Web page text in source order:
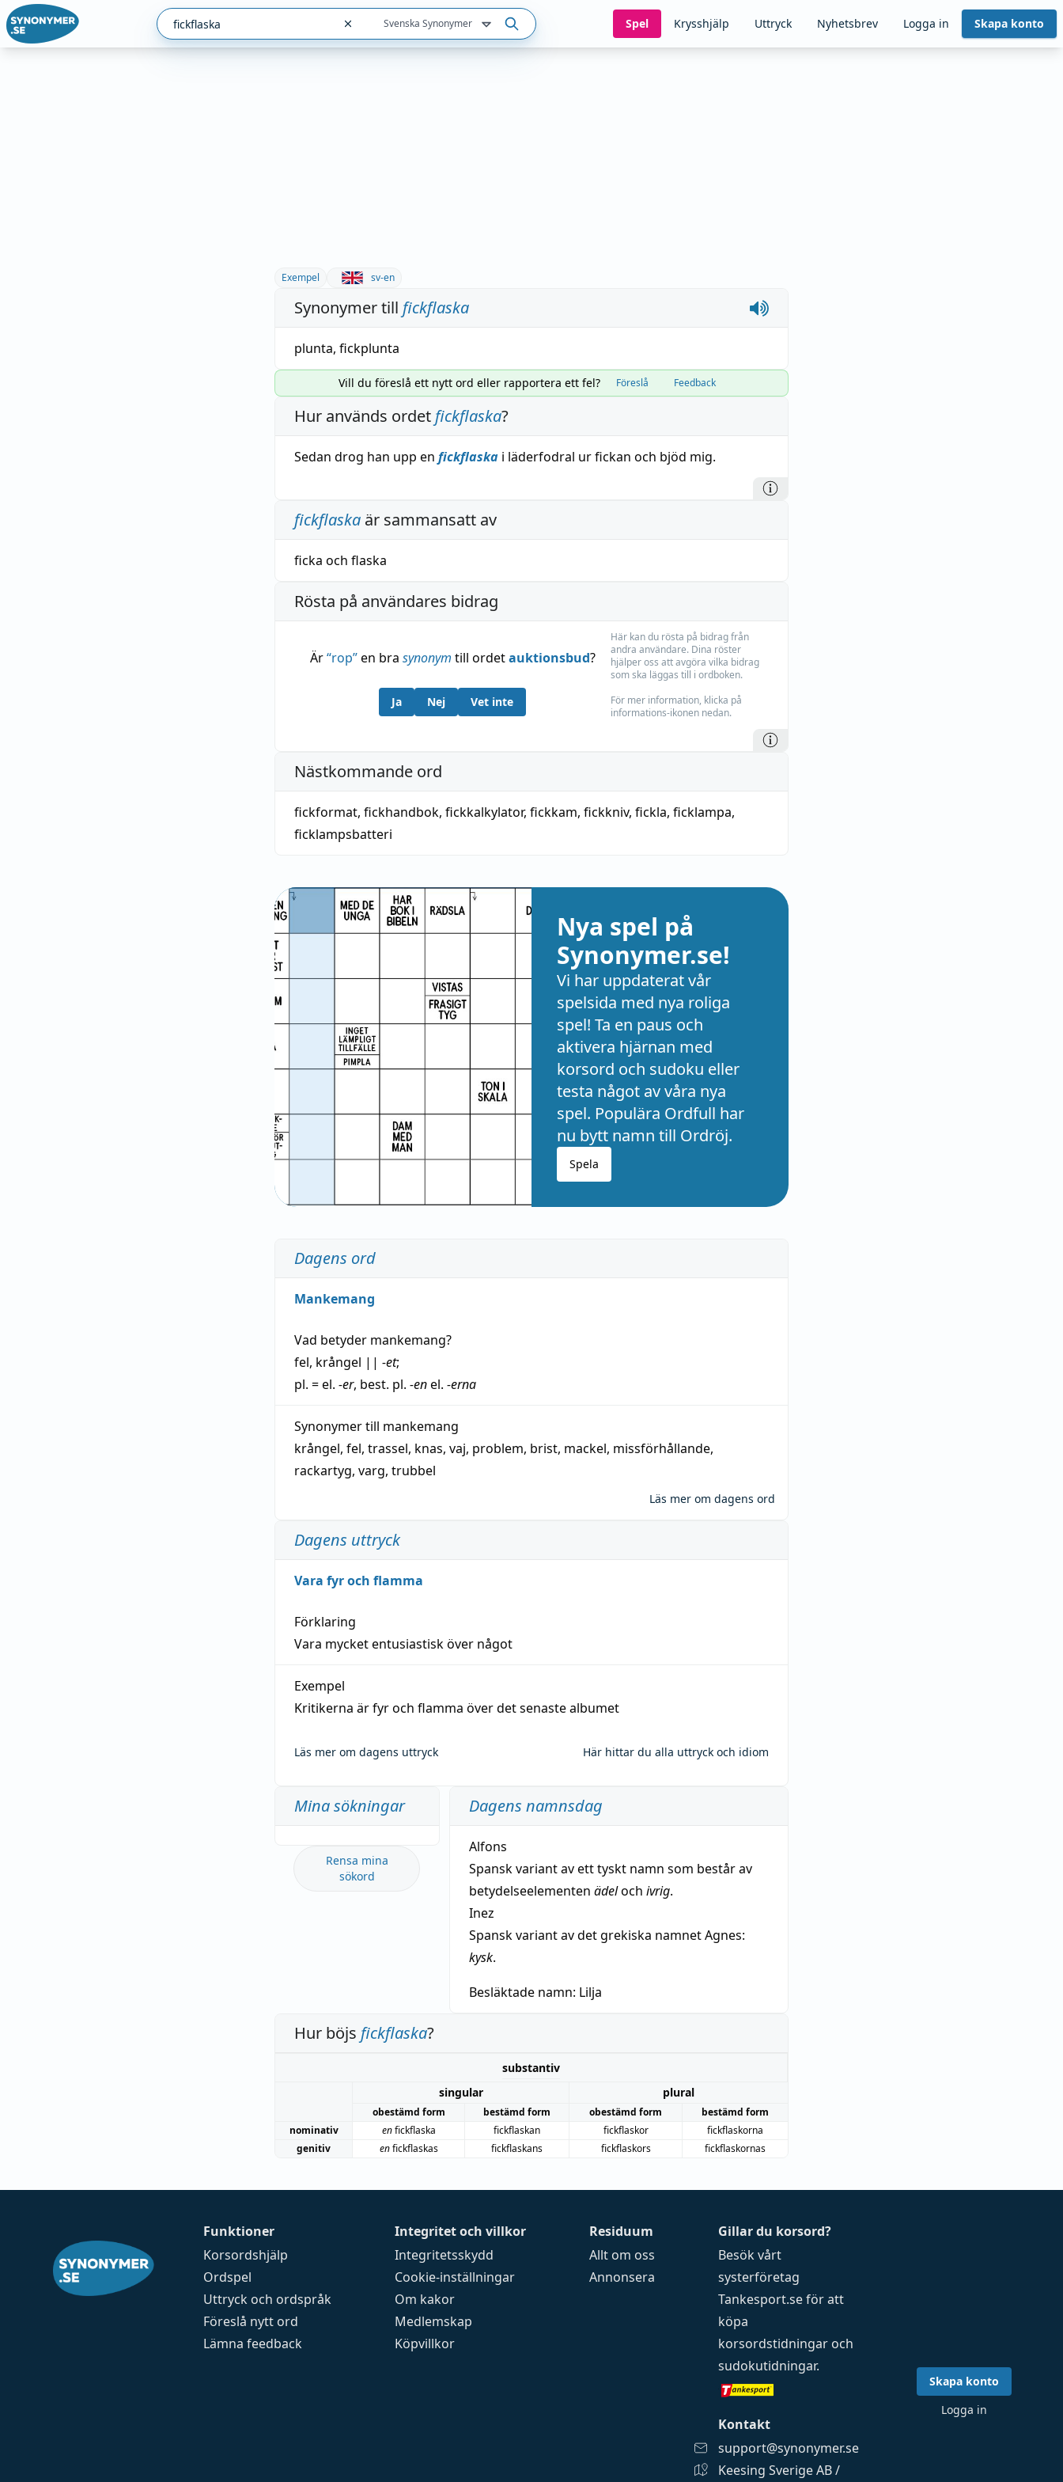
Svenska Synonymer Spel Krysshjälp Uttryck Nyhetsbrev Logga in Skapa konto
Exempel sv-en
Synonymer till fickflaska
plunta, fickplunta
Vill du föreslå ett nytt ord eller rapportera ett fel? Föreslå Feedback
Hur används ordet fickflaska?
Sedan drog han upp en fickflaska i läderfodral ur fickan och bjöd mig.
fickflaska är sammansatt av
ficka och flaska
Rösta på användares bidrag
Är“rop”en bra synonym till ordetauktionsbud?
Ja Nej Vet inte
Här kan du rösta på bidrag från
andra användare. Dina röster
hjälper oss att avgöra vilka bidrag
som ska läggas till i ordboken.
För mer information, klicka på
informations-ikonen nedan.
Nästkommande ord
fickformat, fickhandbok, fickkalkylator, fickkam, fickkniv, fickla, ficklampa,
ficklampsbatteri
Nya spel på
Synonymer.se!
Vi har uppdaterat vår
spelsida med nya roliga
spel! Ta en paus och
aktivera hjärnan med
korsord och sudoku eller
testa något av våra nya
spel. Populära Ordfull har
nu bytt namn till Ordröj.
Spela
Dagens ord
Mankemang
Vad betyder mankemang?
fel, krångel || -et;
pl. = el. -er, best. pl. -enel. -erna
Synonymer till mankemang
krångel, fel, trassel, knas, vaj, problem, brist, mackel, missförhållande,
rackartyg, varg, trubbel
Läs mer om dagens ord
Dagens uttryck
Vara fyr och flamma
Förklaring
Vara mycket entusiastisk över något
Exempel
Kritikerna är fyr och flamma över det senaste albumet
Läs mer om dagens uttryck Här hittar du alla uttryck och idiom
Mina sökningar
Rensa mina
sökord
Dagens namnsdag
Alfons
Spansk variant av ett tyskt namn som består av
betydelseelementen ädeloch ivrig.
Inez
Spansk variant av det grekiska namnet Agnes:
kysk.
Besläktade namn: Lilja
Hur böjs fickflaska?
substantiv
singular
plural
obestämd form bestämd form obestämd form
bestämd form
nominativ
enfickflaska fickflaskan fickflaskor
fickflaskorna
genitiv
enfickflaskas fickflaskans fickflaskors fickflaskornas
Funktioner
Korsordshjälp
Ordspel
Uttryck och ordspråk
Föreslå nytt ord
Lämna feedback
Integritet och villkor
Integritetsskydd
Cookie-inställningar
Om kakor
Medlemskap
Köpvillkor
Residuum
Allt om oss
Annonsera
Gillar du korsord?
Besök vårt
systerföretag
Tankesport.seför att
köpa
korsordstidningar och
sudokutidningar.
Kontakt
support@synonymer.se
Keesing Sverige AB /
Skapa konto
Logga in